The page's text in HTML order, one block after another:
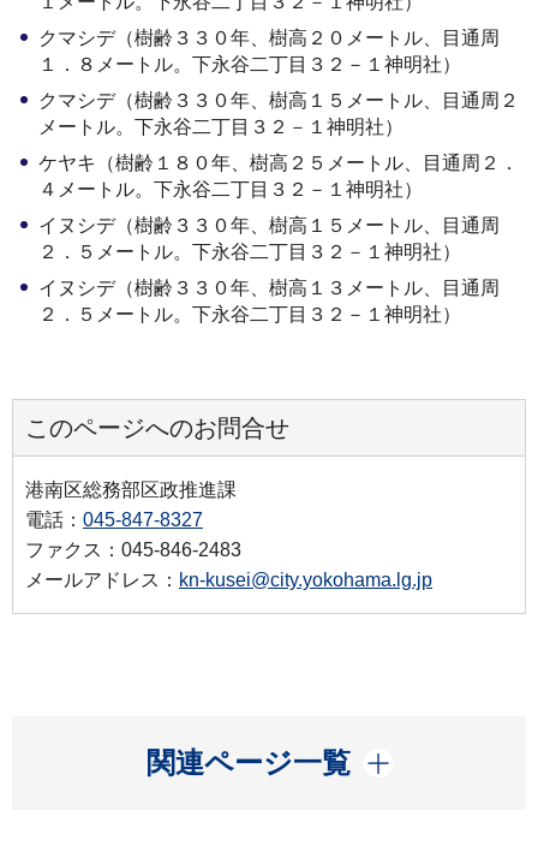
クマシデ（樹齢３３０年、樹高２０メートル、目通周
１．８メートル。下永谷二丁目３２－１神明社）
クマシデ（樹齢３３０年、樹高１５メートル、目通周２
メートル。下永谷二丁目３２－１神明社）
ケヤキ（樹齢１８０年、樹高２５メートル、目通周２．
４メートル。下永谷二丁目３２－１神明社）
イヌシデ（樹齢３３０年、樹高１５メートル、目通周
２．５メートル。下永谷二丁目３２－１神明社）
イヌシデ（樹齢３３０年、樹高１３メートル、目通周
２．５メートル。下永谷二丁目３２－１神明社）
このページへのお問合せ
港南区総務部区政推進課
電話： 045-847-8327
ファクス：045-846-2483
メールアドレス： kn-kusei@city.yokohama.lg.jp
関連ページ一覧
開く